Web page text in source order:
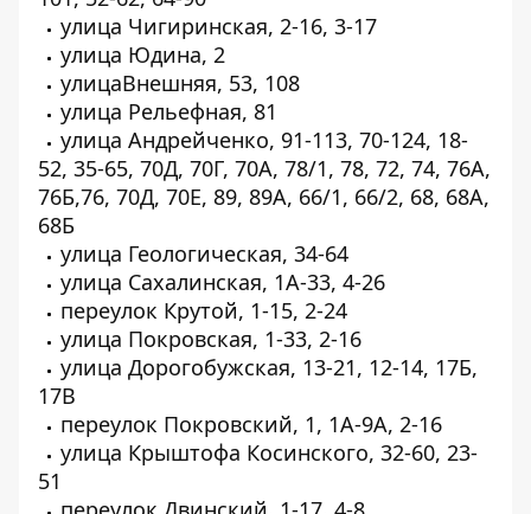
улица Чигиринская, 2-16, 3-17
улица Юдина, 2
улицаВнешняя, 53, 108
улица Рельефная, 81
улица Андрейченко, 91-113, 70-124, 18-
52, 35-65, 70Д, 70Г, 70А, 78/1, 78, 72, 74, 76А,
76Б,76, 70Д, 70Е, 89, 89А, 66/1, 66/2, 68, 68А,
68Б
улица Геологическая, 34-64
улица Сахалинская, 1А-33, 4-26
переулок Крутой, 1-15, 2-24
улица Покровская, 1-33, 2-16
улица Дорогобужская, 13-21, 12-14, 17Б,
17В
переулок Покровский, 1, 1А-9А, 2-16
улица Крыштофа Косинского, 32-60, 23-
51